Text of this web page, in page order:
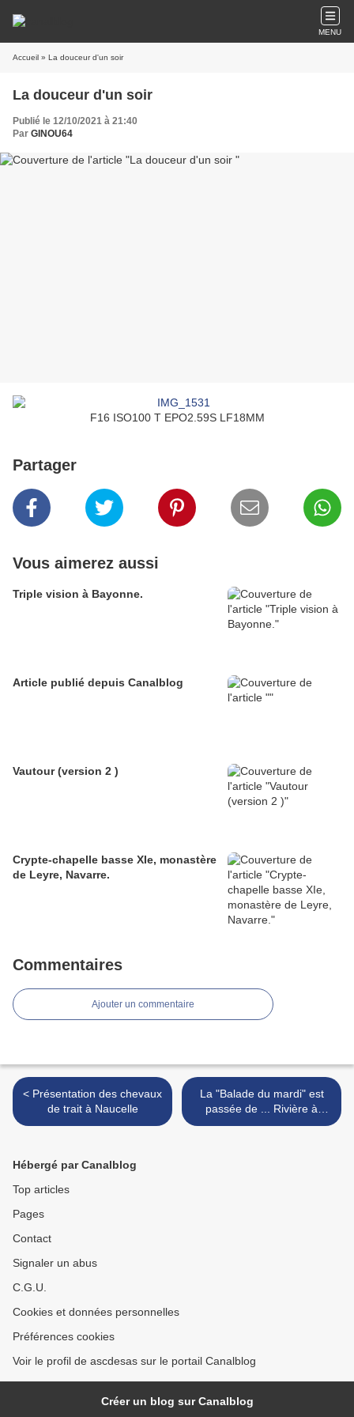
MENU
Accueil » La douceur d'un soir
La douceur d'un soir
Publié le 12/10/2021 à 21:40
Par GINOU64
F16 ISO100 T EPO2.59S LF18MM
Partager
Vous aimerez aussi
Triple vision à Bayonne.
Article publié depuis Canalblog
Vautour (version 2 )
Crypte-chapelle basse XIe, monastère
de Leyre, Navarre.
Commentaires
Ajouter un commentaire
< Présentation des chevaux
de trait à Naucelle
La "Balade du mardi" est
passée de ... Rivière à
Saubusse par l'Adour. >
Hébergé par Canalblog
Top articles
Pages
Contact
Signaler un abus
C.G.U.
Cookies et données personnelles
Préférences cookies
Voir le profil de ascdesas sur le portail Canalblog
Créer un blog sur Canalblog